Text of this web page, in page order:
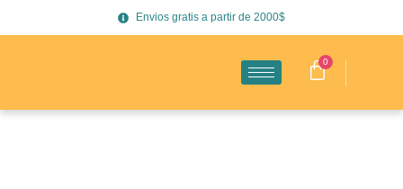
Envios gratis a partir de 2000$
0